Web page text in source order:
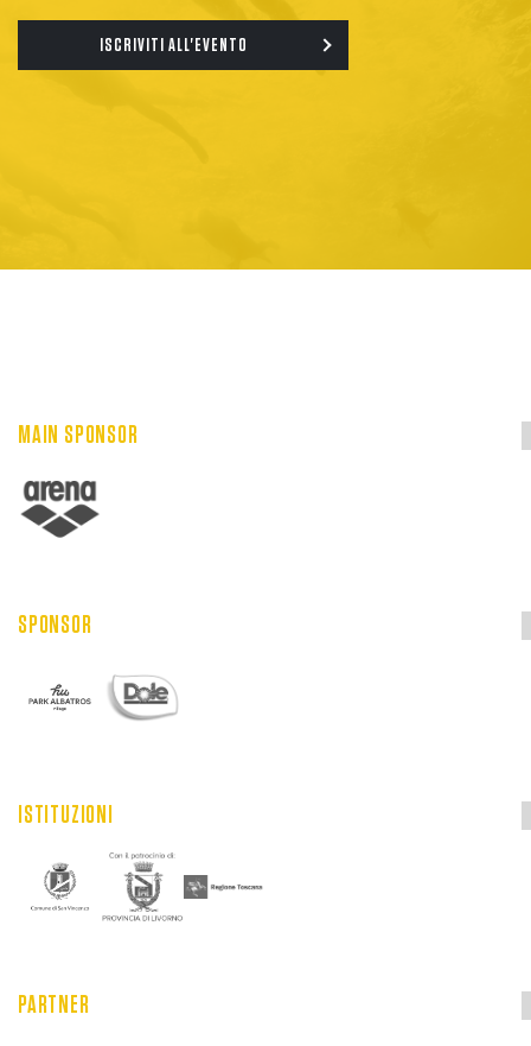
ISCRIVITI ALL'EVENTO
MAIN SPONSOR
SPONSOR
ISTITUZIONI
PARTNER